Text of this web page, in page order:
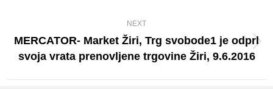
NEXT
Next
album:
MERCATOR- Market Žiri, Trg svobode1 je odprl
svoja vrata prenovljene trgovine Žiri, 9.6.2016